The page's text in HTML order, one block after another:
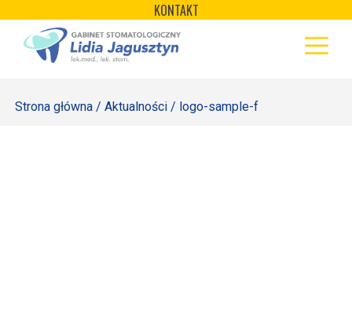
content
KONTAKT ×
STRONA GŁÓWNA
REJESTRACJA
Strona główna / Aktualności / logo-sample-f